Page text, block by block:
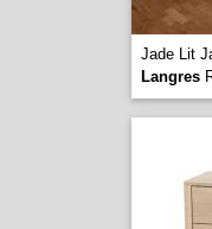
Jade Lit
Langres